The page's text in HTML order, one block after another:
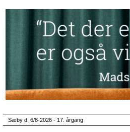
Sæby d. 6/8-2026 - 17. årgang